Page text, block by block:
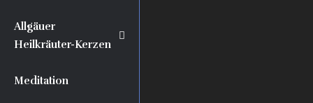
Allgäuer
Heilkräuter-Kerzen
Meditation